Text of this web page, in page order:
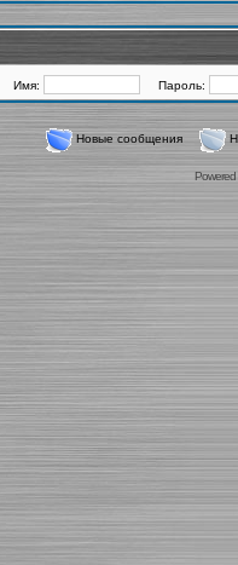
Имя: Пароль:
Новые сообщения